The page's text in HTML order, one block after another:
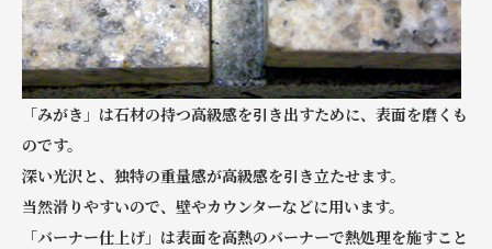
「みがき」は石材の持つ高級感を引き出すために、表面を磨くも
のです。
深い光沢と、独特の重量感が高級感を引き立たせます。
当然滑りやすいので、壁やカウンターなどに用います。
「バーナー仕上げ」は表面を高熱のバーナーで熱処理を施すこと